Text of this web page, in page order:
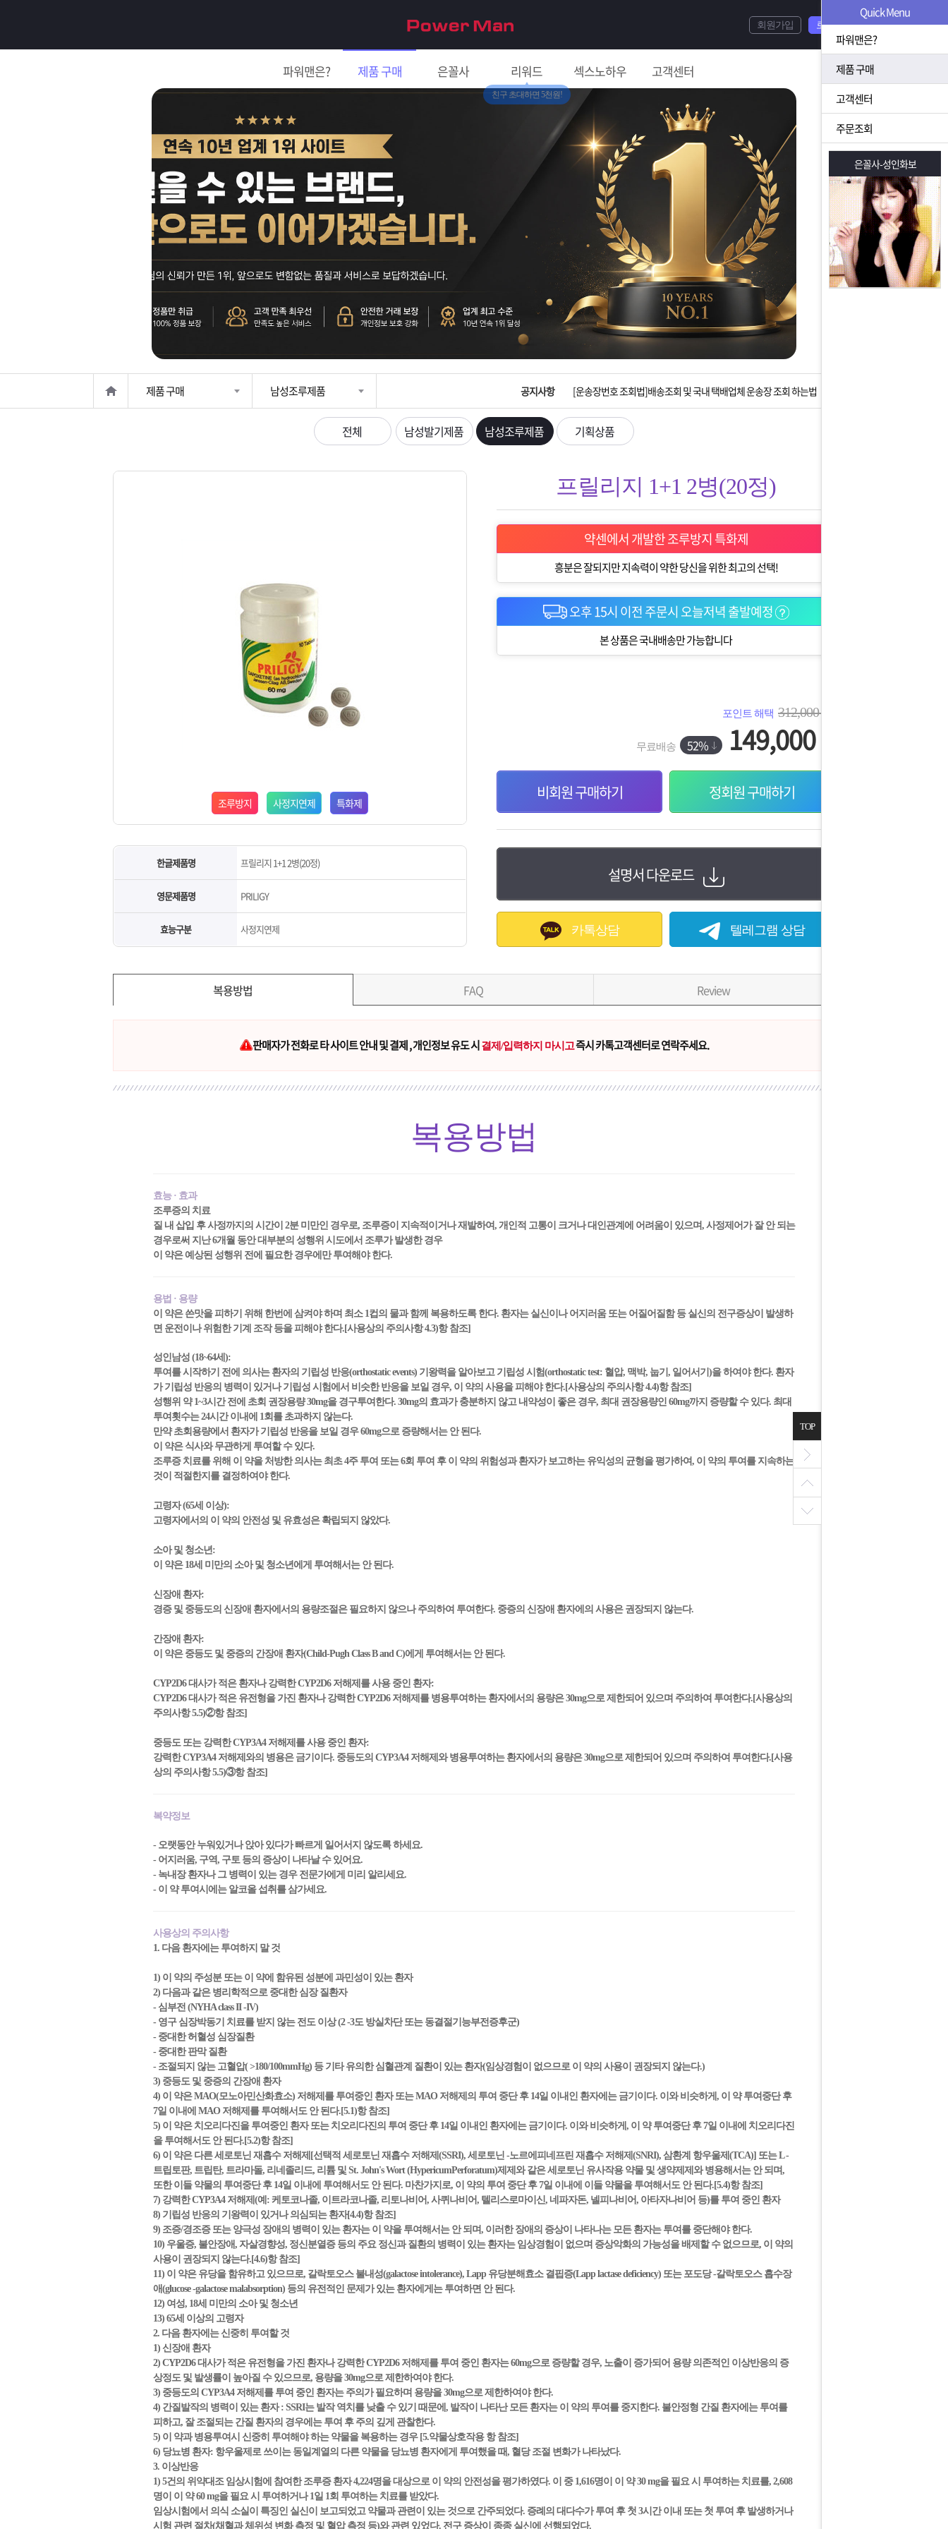
파워맨은? 제품 구매 은꼴사 리워드
친구 초대하면 5천원!
섹스노하우 고객센터
회원가입 로그인
그
제품 구매 남성조루제품 공지사항
입금확인이 안되는 상황을 대비해 꼭 입금후 고객센터 연락바랍니다.
[2026구정 연휴]설 연휴 배송 및 휴무 안내
[운송장번호 조회법]배송조회 및 국내 택배업체 운송장 조회 하는법
[ios앱 오픈]아이폰 고객 앱설치 가능합니다.
입금확인이 안되는 상황을 대비해 꼭 입금후 고객센터 연락바랍니다.
[2026구정 연휴]설 연휴 배송 및 휴무 안내
전체 남성발기제품 남성조루제품 기획상품
조루방지 사정지연제 특화제
한글제품명 프릴리지 1+1 2병(20정)
영문제품명 PRILIGY
효능구분 사정지연제
프릴리지 1+1 2병(20정)
약센에서 개발한 조루방지 특화제
흥분은 잘되지만 지속력이 약한 당신을 위한 최고의 선택!
오후 15시 이전 주문시 오늘저녁 출발예정
본 상품은 국내배송만 가능합니다
포인트 해택 312,000
무료배송 52% 149,000
비회원 구매하기 정회원 구매하기
설명서 다운로드
카톡상담 텔레그램 상담
복용방법 FAQ Review
판매자가 전화로 타 사이트 안내 및 결제 , 개인정보 유도 시결제/입력하지 마시고즉시 카톡고객센터로 연락주세요.
복용방법
효능 · 효과
조루증의 치료
질 내 삽입 후 사정까지의 시간이 2분 미만인 경우로, 조루증이 지속적이거나 재발하여, 개인적 고통이 크거나 대인관계에 어려움이 있으며, 사정제어가 잘 안 되는
경우로써 지난 6개월 동안 대부분의 성행위 시도에서 조루가 발생한 경우
이 약은 예상된 성행위 전에 필요한 경우에만 투여해야 한다.
용법 · 용량
이 약은 쓴맛을 피하기 위해 한번에 삼켜야 하며 최소 1컵의 물과 함께 복용하도록 한다. 환자는 실신이나 어지러움 또는 어질어질함 등 실신의 전구증상이 발생하
면 운전이나 위험한 기계 조작 등을 피해야 한다.[사용상의 주의사항 4.3)항 참조]
성인남성 (18~64세):
투여를 시작하기 전에 의사는 환자의 기립성 반응(orthostatic events) 기왕력을 알아보고 기립성 시험(orthostatic test: 혈압, 맥박, 눕기, 일어서기)을 하여야 한다. 환자
가 기립성 반응의 병력이 있거나 기립성 시험에서 비슷한 반응을 보일 경우, 이 약의 사용을 피해야 한다.[사용상의 주의사항 4.4)항 참조]
성행위 약 1~3시간 전에 초회 권장용량 30mg을 경구투여한다. 30mg의 효과가 충분하지 않고 내약성이 좋은 경우, 최대 권장용량인 60mg까지 증량할 수 있다. 최대
투여횟수는 24시간 이내에 1회를 초과하지 않는다.
만약 초회용량에서 환자가 기립성 반응을 보일 경우 60mg으로 증량해서는 안 된다.
이 약은 식사와 무관하게 투여할 수 있다.
조루증 치료를 위해 이 약을 처방한 의사는 최초 4주 투여 또는 6회 투여 후 이 약의 위험성과 환자가 보고하는 유익성의 균형을 평가하여, 이 약의 투여를 지속하는
것이 적절한지를 결정하여야 한다.
고령자 (65세 이상):
고령자에서의 이 약의 안전성 및 유효성은 확립되지 않았다.
소아 및 청소년:
이 약은 18세 미만의 소아 및 청소년에게 투여해서는 안 된다.
신장애 환자:
경증 및 중등도의 신장애 환자에서의 용량조절은 필요하지 않으나 주의하여 투여한다. 중증의 신장애 환자에의 사용은 권장되지 않는다.
간장애 환자:
이 약은 중등도 및 중증의 간장애 환자(Child-Pugh Class B and C)에게 투여해서는 안 된다.
CYP2D6 대사가 적은 환자나 강력한 CYP2D6 저해제를 사용 중인 환자:
CYP2D6 대사가 적은 유전형을 가진 환자나 강력한 CYP2D6 저해제를 병용투여하는 환자에서의 용량은 30mg으로 제한되어 있으며 주의하여 투여한다.[사용상의
주의사항 5.5)②항 참조]
중등도 또는 강력한 CYP3A4 저해제를 사용 중인 환자:
강력한 CYP3A4 저해제와의 병용은 금기이다. 중등도의 CYP3A4 저해제와 병용투여하는 환자에서의 용량은 30mg으로 제한되어 있으며 주의하여 투여한다.[사용
상의 주의사항 5.5)③항 참조]
복약정보
- 오랫동안 누워있거나 앉아 있다가 빠르게 일어서지 않도록 하세요.
- 어지러움, 구역, 구토 등의 증상이 나타날 수 있어요.
- 녹내장 환자나 그 병력이 있는 경우 전문가에게 미리 알리세요.
- 이 약 투여시에는 알코올 섭취를 삼가세요.
사용상의 주의사항
1. 다음 환자에는 투여하지 말 것
1) 이 약의 주성분 또는 이 약에 함유된 성분에 과민성이 있는 환자
2) 다음과 같은 병리학적으로 중대한 심장 질환자
- 심부전 (NYHA class II -IV)
- 영구 심장박동기 치료를 받지 않는 전도 이상 (2 -3도 방실차단 또는 동결절기능부전증후군)
- 중대한 허혈성 심장질환
- 중대한 판막 질환
- 조절되지 않는 고혈압( >180/100mmHg) 등 기타 유의한 심혈관계 질환이 있는 환자(임상경험이 없으므로 이 약의 사용이 권장되지 않는다.)
3) 중등도 및 중증의 간장애 환자
4) 이 약은 MAO(모노아민산화효소) 저해제를 투여중인 환자 또는 MAO 저해제의 투여 중단 후 14일 이내인 환자에는 금기이다. 이와 비슷하게, 이 약 투여중단 후
7일 이내에 MAO 저해제를 투여해서도 안 된다.[5.1)항 참조]
5) 이 약은 치오리다진을 투여중인 환자 또는 치오리다진의 투여 중단 후 14일 이내인 환자에는 금기이다. 이와 비슷하게, 이 약 투여중단 후 7일 이내에 치오리다진
을 투여해서도 안 된다.[5.2)항 참조]
6) 이 약은 다른 세로토닌 재흡수 저해제[선택적 세로토닌 재흡수 저해제(SSRI), 세로토닌 -노르에피네프린 재흡수 저해제(SNRI), 삼환계 항우울제(TCA)] 또는 L -
트립토판, 트립탄, 트라마돌, 리네졸리드, 리튬 및 St. John's Wort (HypericumPerforatum)제제와 같은 세로토닌 유사작용 약물 및 생약제제와 병용해서는 안 되며,
또한 이들 약물의 투여중단 후 14일 이내에 투여해서도 안 된다. 마찬가지로, 이 약의 투여 중단 후 7일 이내에 이들 약물을 투여해서도 안 된다.[5.4)항 참조]
7) 강력한 CYP3A4 저해제(예: 케토코나졸, 이트라코나졸, 리토나비어, 사퀴나비어, 텔리스로마이신, 네파자돈, 넬피나비어, 아타자나비어 등)를 투여 중인 환자
8) 기립성 반응의 기왕력이 있거나 의심되는 환자[4.4)항 참조]
9) 조증/경조증 또는 양극성 장애의 병력이 있는 환자는 이 약을 투여해서는 안 되며, 이러한 장애의 증상이 나타나는 모든 환자는 투여를 중단해야 한다.
10) 우울증, 불안장애, 자살경향성, 정신분열증 등의 주요 정신과 질환의 병력이 있는 환자는 임상경험이 없으며 증상악화의 가능성을 배제할 수 없으므로, 이 약의
사용이 권장되지 않는다.[4.6)항 참조]
11) 이 약은 유당을 함유하고 있으므로, 갈락토오스 불내성(galactose intolerance), Lapp 유당분해효소 결핍증(Lapp lactase deficiency) 또는 포도당 -갈락토오스 흡수장
애(glucose -galactose malabsorption) 등의 유전적인 문제가 있는 환자에게는 투여하면 안 된다.
12) 여성, 18세 미만의 소아 및 청소년
13) 65세 이상의 고령자
2. 다음 환자에는 신중히 투여할 것
1) 신장애 환자
2) CYP2D6 대사가 적은 유전형을 가진 환자나 강력한 CYP2D6 저해제를 투여 중인 환자는 60mg으로 증량할 경우, 노출이 증가되어 용량 의존적인 이상반응의 증
상정도 및 발생률이 높아질 수 있으므로, 용량을 30mg으로 제한하여야 한다.
3) 중등도의 CYP3A4 저해제를 투여 중인 환자는 주의가 필요하며 용량을 30mg으로 제한하여야 한다.
4) 간질발작의 병력이 있는 환자 : SSRI는 발작 역치를 낮출 수 있기 때문에, 발작이 나타난 모든 환자는 이 약의 투여를 중지한다. 불안정형 간질 환자에는 투여를
피하고, 잘 조절되는 간질 환자의 경우에는 투여 후 주의 깊게 관찰한다.
5) 이 약과 병용투여시 신중히 투여해야 하는 약물을 복용하는 경우 [5.약물상호작용 항 참조]
6) 당뇨병 환자: 항우울제로 쓰이는 동일계열의 다른 약물을 당뇨병 환자에게 투여했을 때, 혈당 조절 변화가 나타났다.
3. 이상반응
1) 5건의 위약대조 임상시험에 참여한 조루증 환자 4,224명을 대상으로 이 약의 안전성을 평가하였다. 이 중 1,616명이 이 약 30 mg을 필요 시 투여하는 치료를, 2,608
명이 이 약 60 mg을 필요 시 투여하거나 1일 1회 투여하는 치료를 받았다.
임상시험에서 의식 소실이 특징인 실신이 보고되었고 약물과 관련이 있는 것으로 간주되었다. 증례의 대다수가 투여 후 첫 3시간 이내 또는 첫 투여 후 발생하거나
시험 관련 절차(채혈과 체위성 변화 측정 및 혈압 측정 등)와 관련 있었다. 전구 증상이 종종 실신에 선행되었다.
Quick Menu
파워맨은?
제품 구매
고객센터
주문조회
은꼴사-성인화보 은꼴사-성인화보
TOP